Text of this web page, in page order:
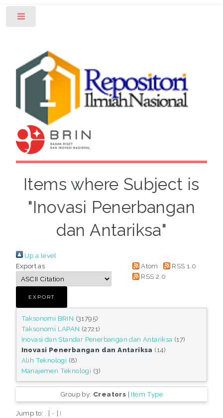
Items where Subject is
"Inovasi Penerbangan
dan Antariksa"
Up a level
Export as
Atom
RSS 1.0
RSS 2.0
Taksonomi BRIN (31795)
Taksonomi LAPAN (2721)
Inovasi dan Standar Penerbangan dan Antariksa (17)
Inovasi Penerbangan dan Antariksa (14)
Alih Teknologi (8)
Manajemen Teknologi (3)
Group by: Creators | Item Type
Jump to: | - | I